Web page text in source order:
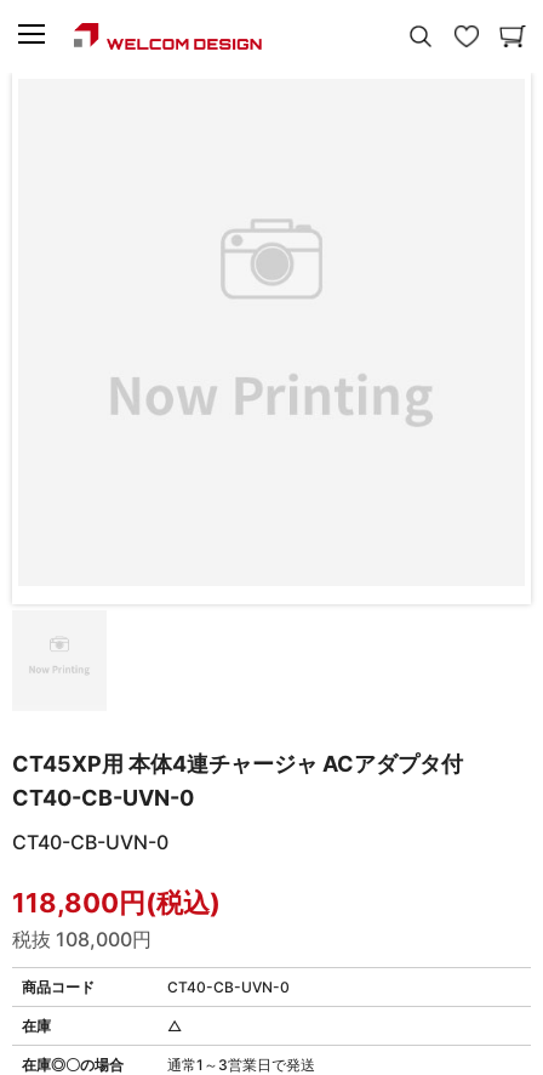
CT45XP用 本体4連チャージャ ACアダプタ付
CT40-CB-UVN-0
CT40-CB-UVN-0
118,800円(税込)
税抜 108,000円
商品コード CT40-CB-UVN-0
在庫◎〇の場合 通常1～3営業日で発送
在庫 △